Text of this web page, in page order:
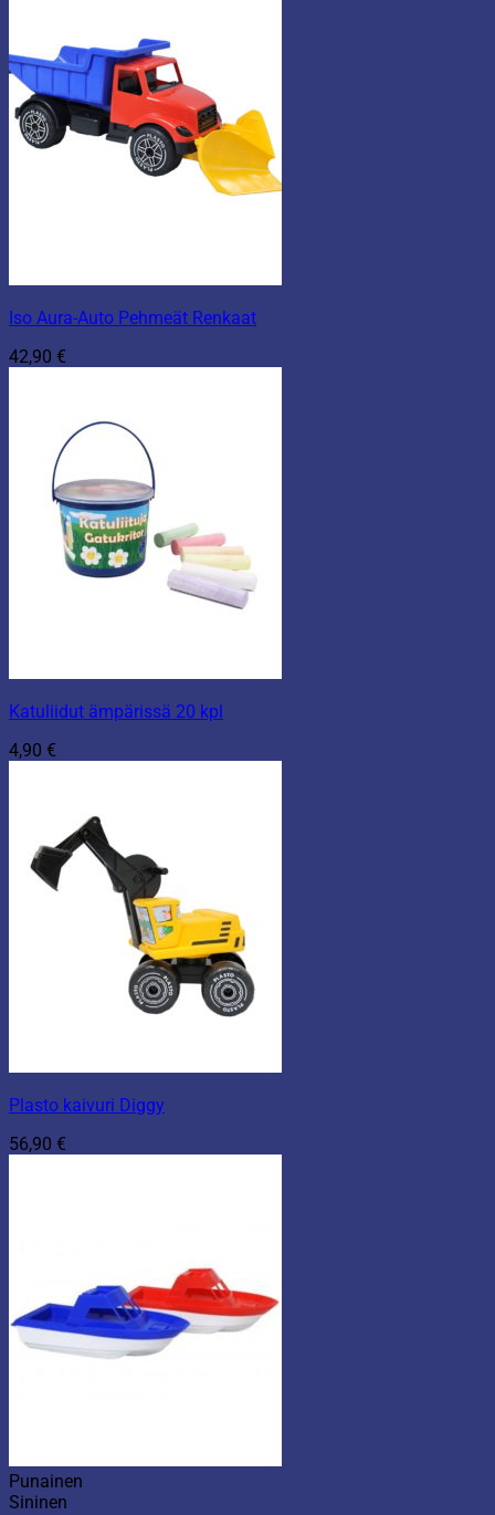
Iso Aura-Auto Pehmeät Renkaat
42,90 €
Katuliidut ämpärissä 20 kpl
4,90 €
Plasto kaivuri Diggy
56,90 €
Punainen
Sininen